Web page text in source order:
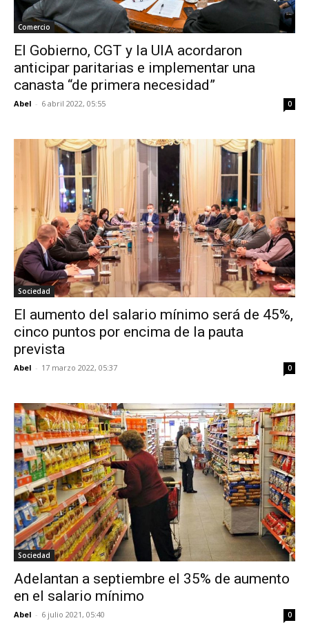
Comercio
El Gobierno, CGT y la UIA acordaron
anticipar paritarias e implementar una
canasta “de primera necesidad”
Abel - 6 abril 2022, 05:55 0
Sociedad
El aumento del salario mínimo será de 45%,
cinco puntos por encima de la pauta
prevista
Abel - 17 marzo 2022, 05:37 0
Sociedad
Adelantan a septiembre el 35% de aumento
en el salario mínimo
Abel - 6 julio 2021, 05:40 0